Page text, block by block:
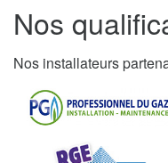
Nos
Nos installateurs